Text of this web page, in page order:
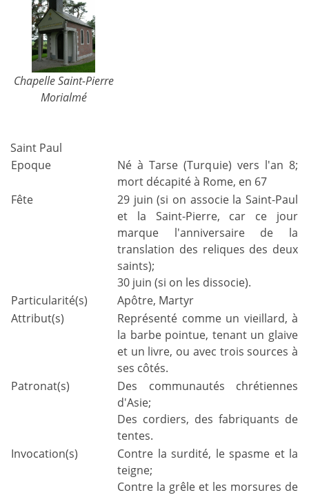
Chapelle Saint-Pierre
Morialmé
Saint Paul
Epoque
Né à Tarse (Turquie) vers l'an 8;
mort décapité à Rome, en 67
Fête
29 juin (si on associe la Saint-Paul
et la Saint-Pierre, car ce jour
marque l'anniversaire de la
translation des reliques des deux
saints);
30 juin (si on les dissocie).
Particularité(s)
Apôtre, Martyr
Attribut(s)
Représenté comme un vieillard, à
la barbe pointue, tenant un glaive
et un livre, ou avec trois sources à
ses côtés.
Patronat(s)
Des communautés chrétiennes
d'Asie;
Des cordiers, des fabriquants de
tentes.
Invocation(s)
Contre la surdité, le spasme et la
teigne;
Contre la grêle et les morsures de